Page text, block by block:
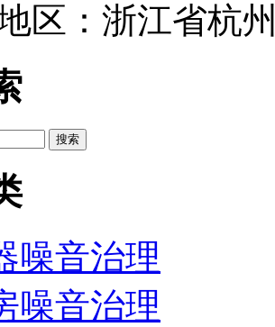
区：浙江省杭
噪音治理
噪音治理